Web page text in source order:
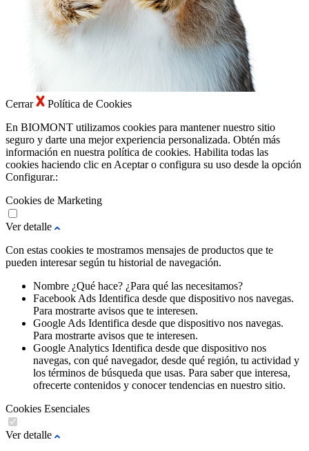
Cerrar
Política de Cookies
En BIOMONT utilizamos cookies para mantener nuestro sitio
seguro y darte una mejor experiencia personalizada. Obtén más
información en nuestra política de cookies. Habilita todas las
cookies haciendo clic en Aceptar o configura su uso desde la opción
Configurar.:
Cookies de Marketing
Ver detalle
Con estas cookies te mostramos mensajes de productos que te
pueden interesar según tu historial de navegación.
Nombre ¿Qué hace? ¿Para qué las necesitamos?
Facebook Ads Identifica desde que dispositivo nos navegas.
Para mostrarte avisos que te interesen.
Google Ads Identifica desde que dispositivo nos navegas.
Para mostrarte avisos que te interesen.
Google Analytics Identifica desde que dispositivo nos
navegas, con qué navegador, desde qué región, tu actividad y
los términos de búsqueda que usas. Para saber que interesa,
ofrecerte contenidos y conocer tendencias en nuestro sitio.
Cookies Esenciales
Ver detalle